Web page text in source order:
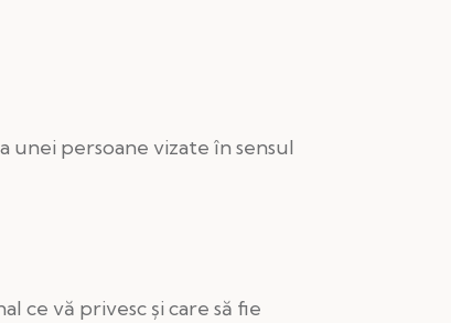
persoane vizate în sensul
ce vă privesc și care să fie